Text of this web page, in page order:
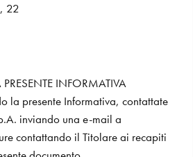
22
INFORMATIVA
la presente Informativa, contattate
inviando una e-mail a
contattando il Titolare ai recapiti